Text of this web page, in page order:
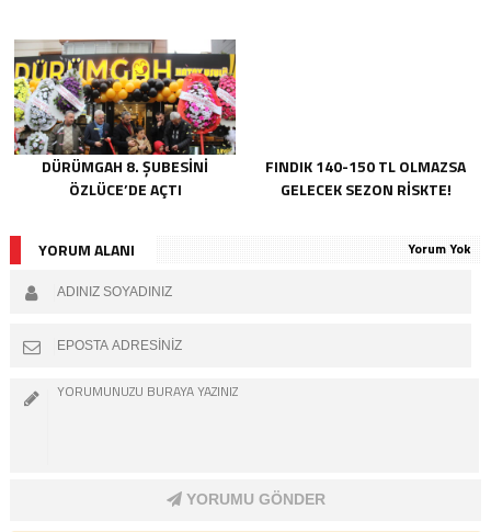
DÜRÜMGAH 8. ŞUBESINI
ÖZLÜCE’DE AÇTI
FINDIK 140-150 TL OLMAZSA
GELECEK SEZON RISKTE!
YORUM ALANI Yorum Yok
YORUMU GÖNDER